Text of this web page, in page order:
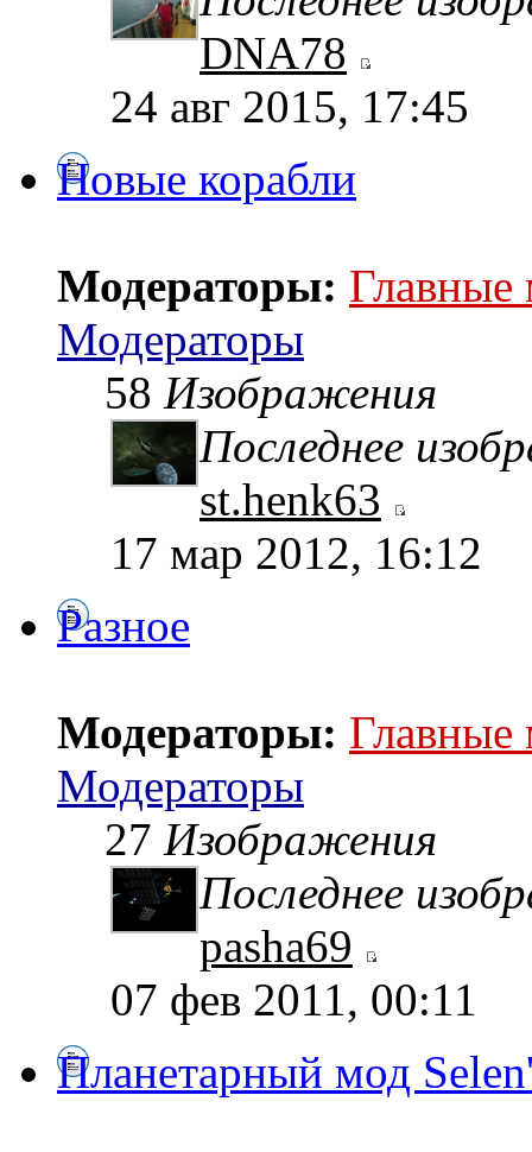
DNA78
24 авг 2015, 17:45
Новые корабли
Модераторы: Главные
Модераторы
58 Изображения
Последнее
st.henk63
17 мар 2012, 16:12
Разное
Модераторы: Главные
Модераторы
27 Изображения
Последнее
pasha69
07 фев 2011, 00:11
Планетарный мод